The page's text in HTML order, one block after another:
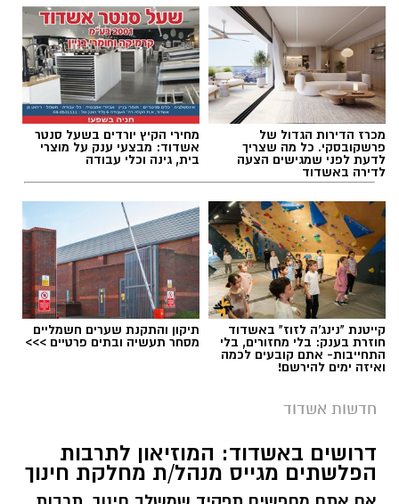
עופר אשטוקר / 18:50 06.08.26
תגים:חלון לים התיכון 2026
מכרז הדירות הגדול של
פרשקובסקי. כל מה שצריך
לדעת לפני שמגישים הצעה
לדירה באשדוד
מחירי הקיץ יורדים בשעל סנטר
אשדוד: מבצעי ענק על מוצרי
בית, גינה וכלי עבודה
קייטנת "נינג'ה לזוז" באשדוד
חוזרת בענק: בלי מחזורים, בלי
התחייבות- אתם קובעים לכמה
ואיזה ימים להירשם!
תיקון והתקנת שערים חשמליים
מסחר תעשיה ובתים פרטיים >>>
חדשות אשדוד
דרושים באשדוד: המוזיאון לתרבות
הפלשתים מגייס מנהל/ת מחלקת חינוך